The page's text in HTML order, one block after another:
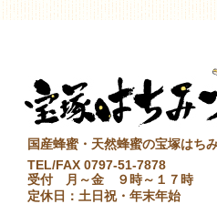
国産蜂蜜・天然蜂蜜の宝塚はち
TEL/FAX 0797-51-7878
受付 月～金 ９時～１７時
定休日：土日祝・年末年始